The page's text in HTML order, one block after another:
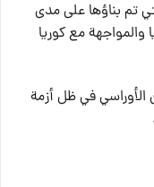
تم بناؤها على مدى
مع كوريا
دولية لمناقشة آفاق الأمن الأوراسي في ظل أزمة